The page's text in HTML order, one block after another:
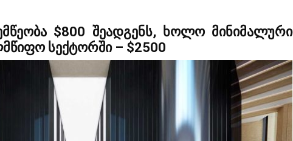
$800 შეადგენს, ხოლო მინიმალური
სექტორში – $2500